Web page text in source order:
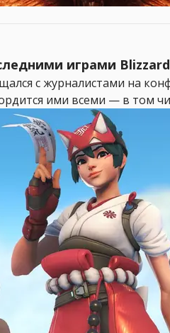
играми Blizzard
с журналистами на
ими всеми — в том